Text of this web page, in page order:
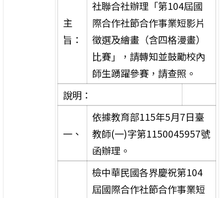
主
旨：
社聯合社辦理「第104屆國
際合作社節合作事業短影片
徵選及繪畫（含四格漫畫）
比賽」，請轉知並鼓勵校內
師生踴躍參賽，請查照。
說明：
一、
依據教育部115年5月7日臺
教師(一)字第1150045957號
函辦理。
檢中華民國各界慶祝第104
屆國際合作社節合作事業短